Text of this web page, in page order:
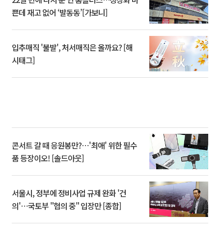
쁜데 재고 없어 ‘발동동’[가보니]
입추매직 '불발', 처서매직은 올까요? [해
시태그]
콘서트 갈 때 응원봉만?⋯'최애' 위한 필수
품 등장이오! [솔드아웃]
서울시, 정부에 정비사업 규제 완화 '건
의'⋯국토부 "협의 중" 입장만 [종합]